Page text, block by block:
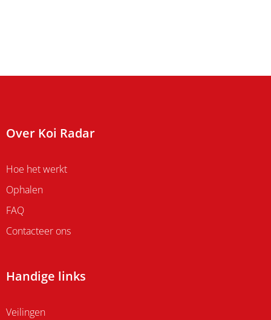
Over Koi Radar
Hoe het werkt
Ophalen
FAQ
Contacteer ons
Handige links
Veilingen